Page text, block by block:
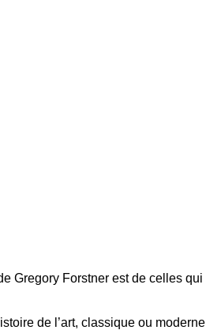
Gregory Forstner est de celles qui
de l’art, classique ou moderne